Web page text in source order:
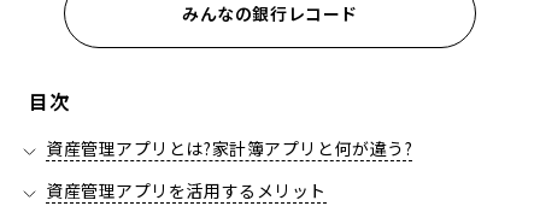
みんなの銀行レコード
目次
資産管理アプリとは?家計簿アプリと何が違う?
資産管理アプリを活用するメリット